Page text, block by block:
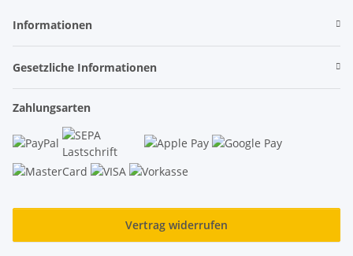
Informationen
Gesetzliche Informationen
Zahlungsarten
Vertrag widerrufen